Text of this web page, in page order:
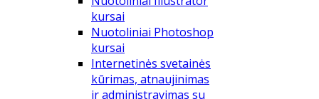
kursai
Nuotoliniai Photoshop
kursai
Internetinės svetainės
kūrimas, atnaujinimas
ir administravimas su